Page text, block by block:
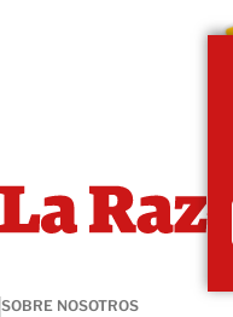
SOBRE NOSOTROS